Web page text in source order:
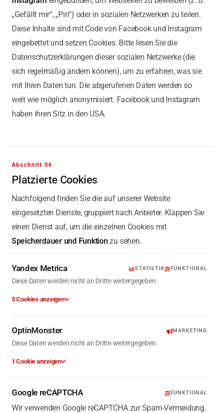
„Gefällt mir“, „Pin“) oder in sozialen Netzwerken zu teilen.
Diese Inhalte sind mit Code von Facebook und Instagram
eingebettet und setzen Cookies. Bitte lesen Sie die
Datenschutzerklärungen dieser sozialen Netzwerke (die
sich regelmäßig ändern können), um zu erfahren, was sie
mit Ihren Daten tun. Die abgerufenen Daten werden so
weit wie möglich anonymisiert. Facebook und Instagram
haben ihren Sitz in den USA.
Abschnitt 06
Platzierte Cookies
Nachfolgend finden Sie die auf unserer Website
eingesetzten Dienste, gruppiert nach Anbieter. Klappen Sie
einen Dienst auf, um die einzelnen Cookies mit
Speicherdauer und Funktion zu sehen.
Yandex Metrica STATISTIK FUNKTIONAL
Diese Daten werden nicht an Dritte weitergegeben.
5 Cookies anzeigen
OptinMonster MARKETING
Diese Daten werden nicht an Dritte weitergegeben.
1 Cookie anzeigen
Google reCAPTCHA FUNKTIONAL
Wir verwenden Google reCAPTCHA zur Spam-Vermeidung.